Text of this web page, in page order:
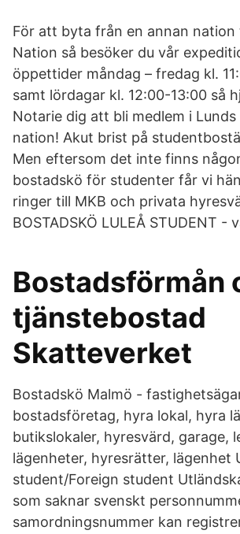
För att byta från en annan nation
Nation så besöker du vår
öppettider måndag – fredag kl.
samt lördagar kl. 12:00-13:00 så
Notarie dig att bli medlem i
nation! Akut brist på
Men eftersom det inte finns
bostadskö för studenter får vi
ringer till MKB och privata
BOSTADSKÖ LULEÅ STUDENT -
Bostadsförmån
tjänstebostad
Skatteverket
Bostadskö Malmö -
bostadsföretag, hyra lokal, hyra
butikslokaler, hyresvärd, garage,
lägenheter, hyresrätter, lägenhet
student/Foreign student
som saknar svenskt
samordningsnummer kan